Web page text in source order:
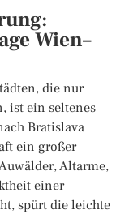
Wien–
die nur
ist ein seltenes
Bratislava
ein großer
Altarme,
einer
spürt die leichte